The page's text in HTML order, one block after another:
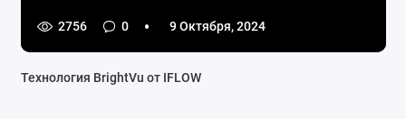
2756 0 9 Октября, 2024
Технология BrightVu от IFLOW